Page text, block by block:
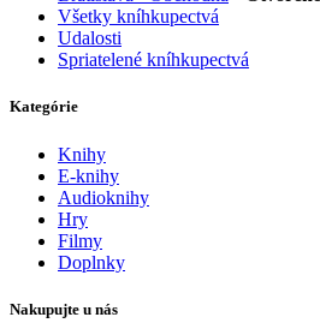
Všetky kníhkupectvá
Udalosti
Spriatelené kníhkupectvá
Kategórie
Knihy
E-knihy
Audioknihy
Hry
Filmy
Doplnky
Nakupujte u nás